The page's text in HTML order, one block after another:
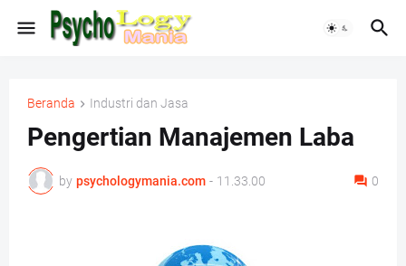
Beranda Industri dan Jasa
Pengertian Manajemen Laba
by psychologymania.com - 11.33.00 0